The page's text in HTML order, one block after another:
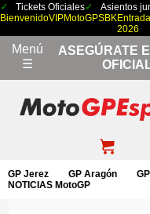
Tickets Oficiales Asientos
BienvenidoVIPMotoGPSBK
2026
Menú
☰
ASEGÚRATE
GP Jerez GP Aragón
NOTICIAS MotoGP